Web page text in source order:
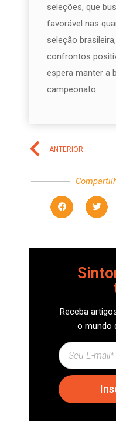
seleções, que
favorável nas
seleção
confrontos
espera manter a
campeonato.
ANTERIOR
Receba
o mundo